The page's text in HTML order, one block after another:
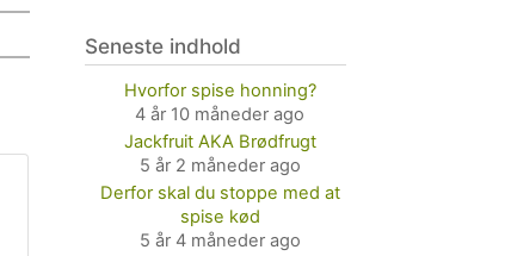
Seneste indhold
Hvorfor spise honning?
4 år 10 måneder ago
Jackfruit AKA Brødfrugt
5 år 2 måneder ago
Derfor skal du stoppe med at
spise kød
5 år 4 måneder ago